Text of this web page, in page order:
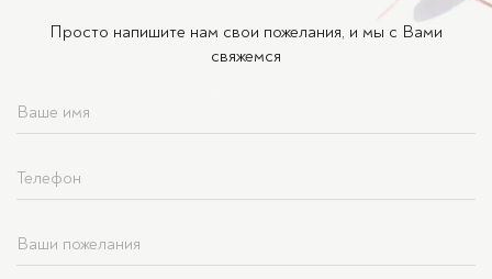
Просто напишите нам свои пожелания, и мы с Вами
свяжемся